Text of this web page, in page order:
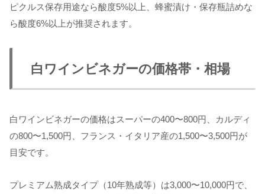
ピクルス保存用途なら酸度5%以上、蜂蜜漬け・保存瓶詰めな
ら酸度6%以上が推奨されます。
白ワインビネガーの価格帯・相場
白ワインビネガーの価格はスーパーの400〜800円、カルディ
の800〜1,500円、フランス・イタリア産の1,500〜3,500円が
目安です。
プレミアム熟成タイプ（10年熟成等）は3,000〜10,000円で、